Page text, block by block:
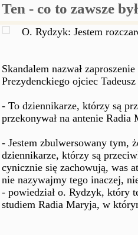
Ten - co to zawsze
O. Rydzyk: Jestem
Skandalem nazwał
Prezydenckiego ojciec
- To dziennikarze, którzy są
przekonywał na antenie Radia
- Jestem zbulwersowany tym,
dziennikarze, którzy są
cynicznie się zachowują, was
nie nazywajmy tego inaczej,
- powiedział o. Rydzyk, który
studiem Radia Maryja, w